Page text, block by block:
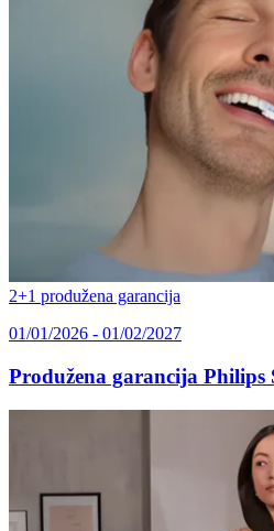
2+1 produžena garancija
01/01/2026 - 01/02/2027
Produžena garancija Philips